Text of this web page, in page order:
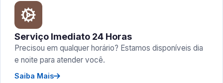
Serviço Imediato 24 Horas
Precisou em qualquer horário? Estamos disponíveis dia
e noite para atender você.
Saiba Mais